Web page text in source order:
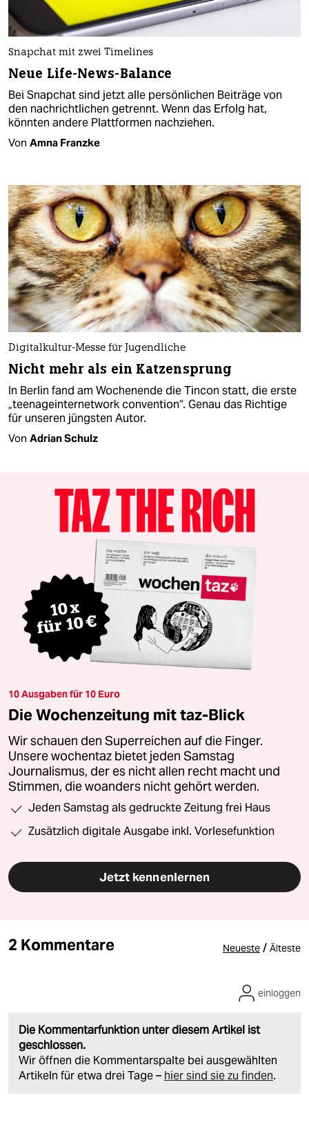
Snapchat mit zwei Timelines
Neue Life-News-Balance
Bei Snapchat sind jetzt alle persönlichen Beiträge von
den nachrichtlichen getrennt. Wenn das Erfolg hat,
könnten andere Plattformen nachziehen.
Von Amna Franzke
Digitalkultur-Messe für Jugendliche
Nicht mehr als ein Katzensprung
In Berlin fand am Wochenende die Tincon statt, die erste
„teenageinternetwork convention“. Genau das Richtige
für unseren jüngsten Autor.
Von Adrian Schulz
10 Ausgaben für 10 Euro
Die Wochenzeitung mit taz-Blick
Wir schauen den Superreichen auf die Finger.
Unsere wochentaz bietet jeden Samstag
Journalismus, der es nicht allen recht macht und
Stimmen, die woanders nicht gehört werden.
Jeden Samstag als gedruckte Zeitung frei Haus
Zusätzlich digitale Ausgabe inkl. Vorlesefunktion
Jetzt kennenlernen
2 Kommentare Neueste / Älteste
Die Kommentarfunktion unter diesem Artikel ist
geschlossen.
Wir öffnen die Kommentarspalte bei ausgewählten
Artikeln für etwa drei Tage – hier sind sie zu finden.
einloggen